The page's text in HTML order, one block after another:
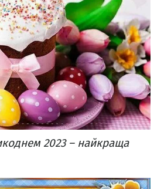
2023 – найкраща